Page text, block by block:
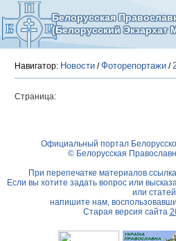
Белорусская
(Белорусский Экзархат
Навигатор: Новости /Фоторепортажи /
Страница:
Официальный портал
© Белорусская
При перепечатке материалов
Если вы хотите задать вопрос или
или
напишите нам,
Старая версия сайта